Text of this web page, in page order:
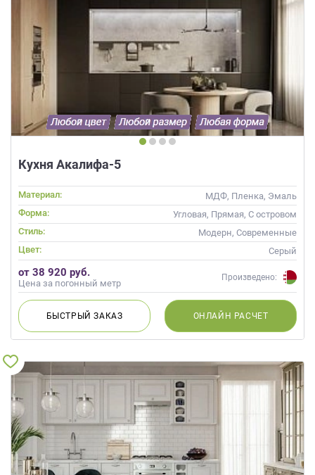
Кухня Акалифа-5
Материал:
МДФ, Пленка, Эмаль
Форма:
Угловая, Прямая, С островом
Стиль:
Модерн, Современные
Цвет:
Серый
от 38 920 руб.
Цена за погонный метр
Произведено:
БЫСТРЫЙЗАКАЗ ОНЛАЙН РАСЧЕТ